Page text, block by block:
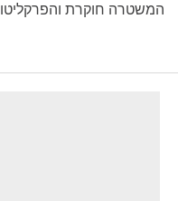
המשטרה חוקרת